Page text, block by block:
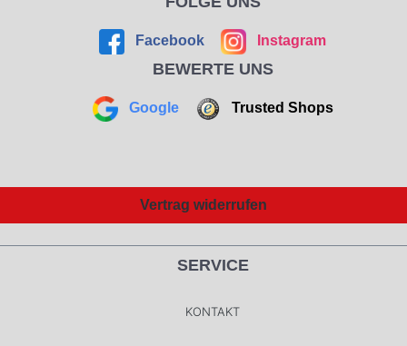
Facebook Instagram
BEWERTE UNS
Google Trusted Shops
Vertrag widerrufen
SERVICE
KONTAKT